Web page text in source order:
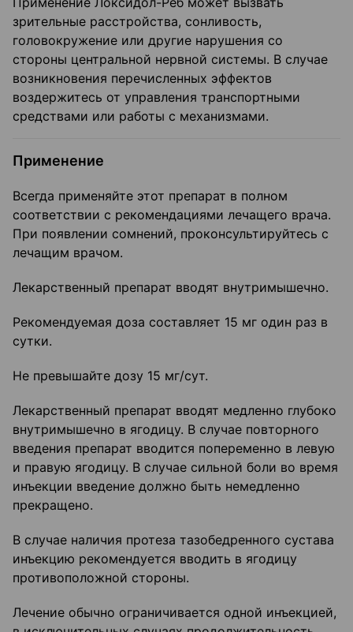
зрительные расстройства, сонливость,
головокружение или другие нарушения со
стороны центральной нервной системы. В случае
возникновения перечисленных эффектов
воздержитесь от управления транспортными
средствами или работы с механизмами.
Применение
Всегда применяйте этот препарат в полном
соответствии с рекомендациями лечащего врача.
При появлении сомнений, проконсультируйтесь с
лечащим врачом.
Лекарственный препарат вводят внутримышечно.
Рекомендуемая доза составляет 15 мг один раз в
сутки.
Не превышайте дозу 15 мг/сут.
Лекарственный препарат вводят медленно глубоко
внутримышечно в ягодицу. В случае повторного
введения препарат вводится попеременно в левую
и правую ягодицу. В случае сильной боли во время
инъекции введение должно быть немедленно
прекращено.
В случае наличия протеза тазобедренного сустава
инъекцию рекомендуется вводить в ягодицу
противоположной стороны.
Лечение обычно ограничивается одной инъекцией,